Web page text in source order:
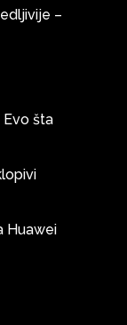
–
Evo šta
Huawei